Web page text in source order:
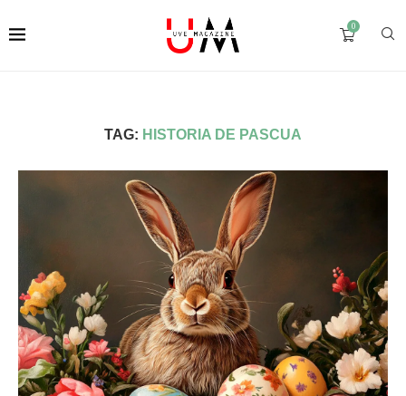
0
TAG: HISTORIA DE PASCUA